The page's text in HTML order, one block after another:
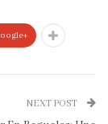
NEXT POST